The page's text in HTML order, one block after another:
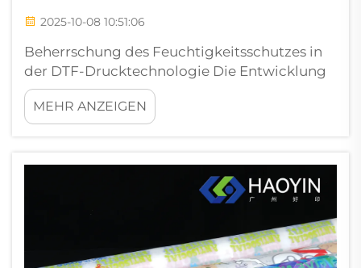
2025-10-08 10:51:06
Beherrschung des Feuchtigkeitsschutzes in
der DTF-Drucktechnologie Die Entwicklung
des Direct-to-Film (DTF)-Drucks hat die
Bekleidungsdekoration revolutioniert und
bietet Vielseitigkeit und beeindruckende
Aufrechterhaltung dieser hochwertigen
MEHR ANZEIGEN